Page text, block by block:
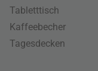
Tabletttisch
Kaffeebecher
Tagesdecken